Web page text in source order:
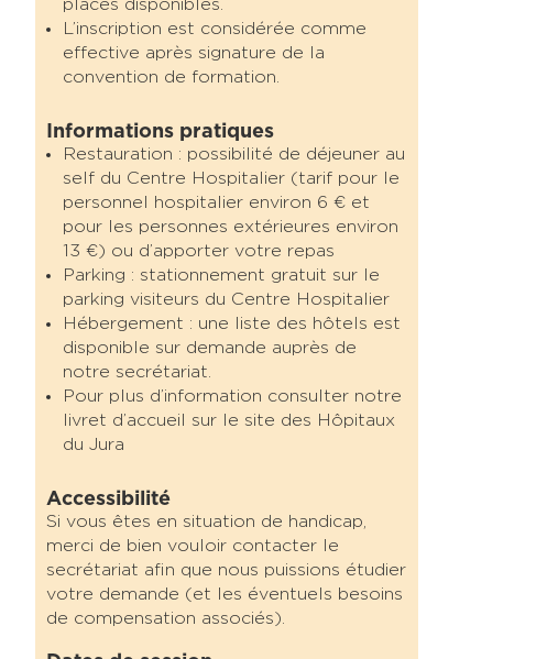
places disponibles.
L’inscription est considérée comme
effective après signature de la
convention de formation.
Informations pratiques
Restauration : possibilité de déjeuner au
self du Centre Hospitalier (tarif pour le
personnel hospitalier environ 6 € et
pour les personnes extérieures environ
13 €) ou d’apporter votre repas
Parking : stationnement gratuit sur le
parking visiteurs du Centre Hospitalier
Hébergement : une liste des hôtels est
disponible sur demande auprès de
notre secrétariat.
Pour plus d’information consulter notre
livret d’accueil sur le site des Hôpitaux
du Jura
Accessibilité
Si vous êtes en situation de handicap,
merci de bien vouloir contacter le
secrétariat afin que nous puissions étudier
votre demande (et les éventuels besoins
de compensation associés).